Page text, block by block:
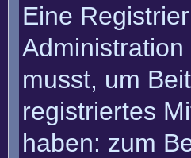
Eine
musst, um
registriertes
haben: zum